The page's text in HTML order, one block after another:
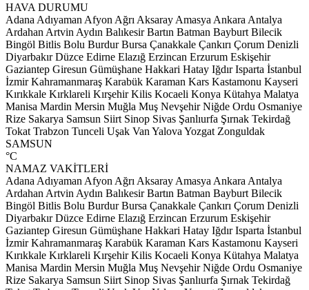
HAVA DURUMU
Adana Adıyaman Afyon Ağrı Aksaray Amasya Ankara Antalya
Ardahan Artvin Aydın Balıkesir Bartın Batman Bayburt Bilecik
Bingöl Bitlis Bolu Burdur Bursa Çanakkale Çankırı Çorum Denizli
Diyarbakır Düzce Edirne Elazığ Erzincan Erzurum Eskişehir
Gaziantep Giresun Gümüşhane Hakkari Hatay Iğdır Isparta İstanbul
İzmir Kahramanmaraş Karabük Karaman Kars Kastamonu Kayseri
Kırıkkale Kırklareli Kırşehir Kilis Kocaeli Konya Kütahya Malatya
Manisa Mardin Mersin Muğla Muş Nevşehir Niğde Ordu Osmaniye
Rize Sakarya Samsun Siirt Sinop Sivas Şanlıurfa Şırnak Tekirdağ
Tokat Trabzon Tunceli Uşak Van Yalova Yozgat Zonguldak
SAMSUN
°C
NAMAZ VAKİTLERİ
Adana Adıyaman Afyon Ağrı Aksaray Amasya Ankara Antalya
Ardahan Artvin Aydın Balıkesir Bartın Batman Bayburt Bilecik
Bingöl Bitlis Bolu Burdur Bursa Çanakkale Çankırı Çorum Denizli
Diyarbakır Düzce Edirne Elazığ Erzincan Erzurum Eskişehir
Gaziantep Giresun Gümüşhane Hakkari Hatay Iğdır Isparta İstanbul
İzmir Kahramanmaraş Karabük Karaman Kars Kastamonu Kayseri
Kırıkkale Kırklareli Kırşehir Kilis Kocaeli Konya Kütahya Malatya
Manisa Mardin Mersin Muğla Muş Nevşehir Niğde Ordu Osmaniye
Rize Sakarya Samsun Siirt Sinop Sivas Şanlıurfa Şırnak Tekirdağ